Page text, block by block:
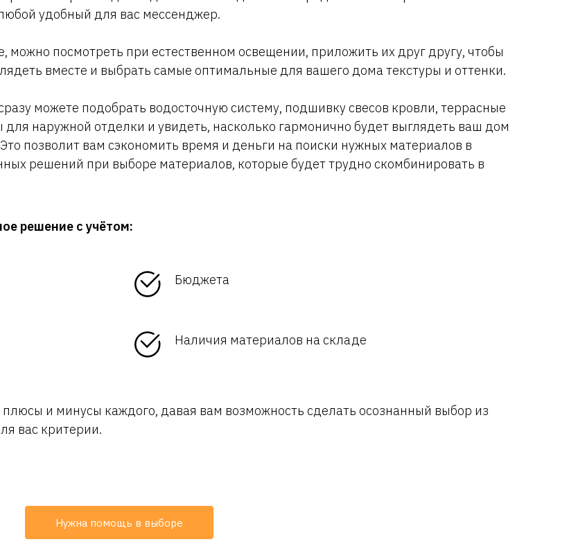
удобный для вас мессенджер.
можно посмотреть при естественном освещении, приложить их друг другу, чтобы
вместе и выбрать самые оптимальные для вашего дома текстуры и оттенки.
можете подобрать водосточную систему, подшивку свесов кровли, террасные
наружной отделки и увидеть, насколько гармонично будет выглядеть ваш дом
позволит вам сэкономить время и деньги на поиски нужных материалов в
решений при выборе материалов, которые будет трудно скомбинировать в
решение с учётом:
Бюджета
Наличия материалов на складе
и минусы каждого, давая вам возможность сделать осознанный выбор из
вас критерии.
Нужна помощь в выборе